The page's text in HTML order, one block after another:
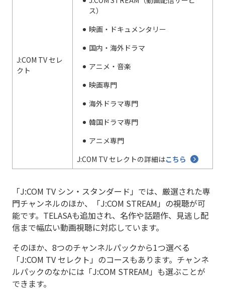
J:COM TV セレ
クト
ス）
映画・ドキュメンタリー
国内・海外ドラマ
アニメ・音楽
映画専門
海外ドラマ専門
韓国ドラマ専門
アニメ専門
J:COM TV セレクトの詳細はこちら
「J:COM TV シン・スタンダード」では、厳選された専
門チャンネルのほか、「J:COM STREAM」の視聴が可
能です。TELASAも追加され、名作や話題作、見逃し配
信まで幅広い動画視聴に対応しています。
そのほか、8つのチャンネルパックから1つ選べる
「J:COM TV セレクト」のコースもあります。チャンネ
ルパックのなかには「J:COM STREAM」も選ぶことが
できます。